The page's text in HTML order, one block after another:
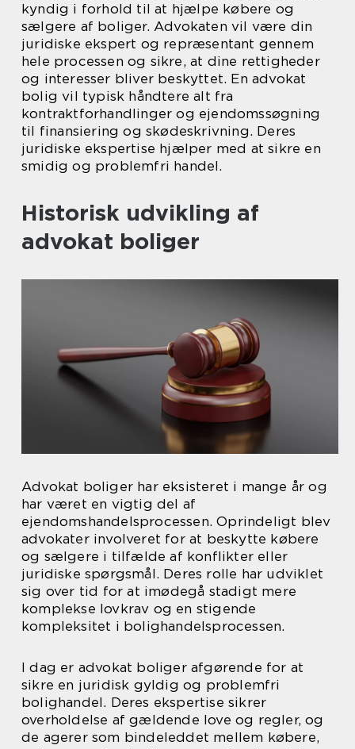
kyndig i forhold til at hjælpe købere og
sælgere af boliger. Advokaten vil være din
juridiske ekspert og repræsentant gennem
hele processen og sikre, at dine rettigheder
og interesser bliver beskyttet. En advokat
bolig vil typisk håndtere alt fra
kontraktforhandlinger og ejendomssøgning
til finansiering og skødeskrivning. Deres
juridiske ekspertise hjælper med at sikre en
smidig og problemfri handel.
Historisk udvikling af
advokat boliger
Advokat boliger har eksisteret i mange år og
har været en vigtig del af
ejendomshandelsprocessen. Oprindeligt blev
advokater involveret for at beskytte købere
og sælgere i tilfælde af konflikter eller
juridiske spørgsmål. Deres rolle har udviklet
sig over tid for at imødegå stadigt mere
komplekse lovkrav og en stigende
kompleksitet i bolighandelsprocessen.
I dag er advokat boliger afgørende for at
sikre en juridisk gyldig og problemfri
bolighandel. Deres ekspertise sikrer
overholdelse af gældende love og regler, og
de agerer som bindeleddet mellem købere,